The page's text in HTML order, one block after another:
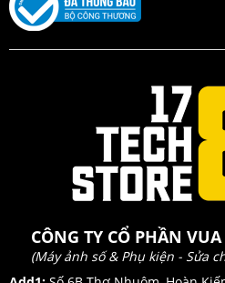
CÔNG TY CỔ PHẦN
(Máy ảnh số & Phụ kiện - Sửa